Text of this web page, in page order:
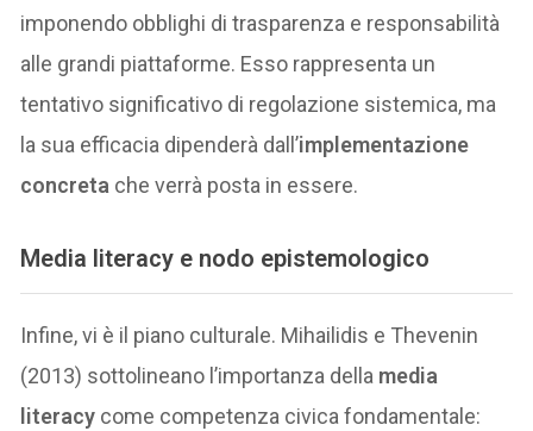
imponendo obblighi di trasparenza e responsabilità
alle grandi piattaforme. Esso rappresenta un
tentativo significativo di regolazione sistemica, ma
la sua efficacia dipenderà dall’implementazione
concreta che verrà posta in essere.
Media literacy e nodo epistemologico
Infine, vi è il piano culturale. Mihailidis e Thevenin
(2013) sottolineano l’importanza della media
literacy come competenza civica fondamentale: